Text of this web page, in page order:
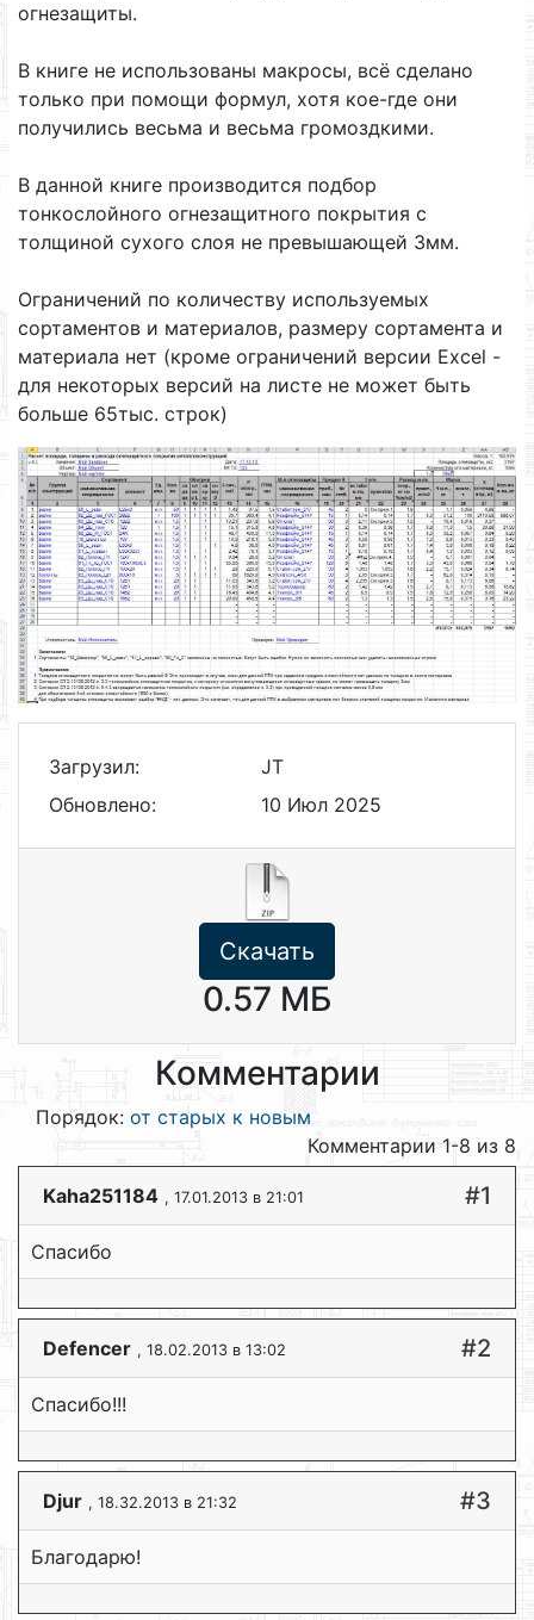
огнезащиты.
В книге не использованы макросы, всё сделано
только при помощи формул, хотя кое-где они
получились весьма и весьма громоздкими.
В данной книге производится подбор
тонкослойного огнезащитного покрытия с
толщиной сухого слоя не превышающей 3мм.
Ограничений по количеству используемых
сортаментов и материалов, размеру сортамента и
материала нет (кроме ограничений версии Excel -
для некоторых версий на листе не может быть
больше 65тыс. строк)
Загрузил:
JT
Обновлено:
10 Июл 2025
Скачать
0.57 МБ
Комментарии
Порядок: от старых к новым
Комментарии 1-8 из 8
Kaha251184 , 17.01.2013 в 21:01 #1
Спасибо
Defencer , 18.02.2013 в 13:02 #2
Спасибо!!!
Djur , 18.32.2013 в 21:32 #3
Благодарю!